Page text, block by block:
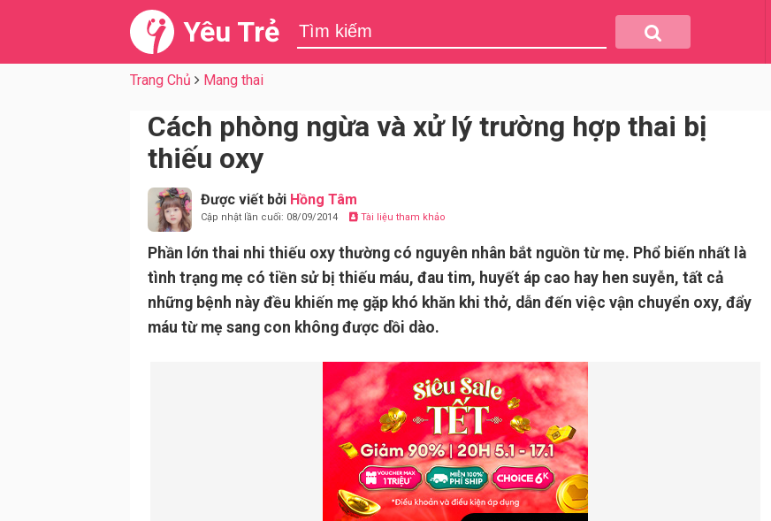
Yêu Trẻ
Trang Chủ Mang thai
Cách phòng ngừa và xử lý trường hợp thai bị
thiếu oxy
Được viết bởi Hồng Tâm
Cập nhật lần cuối: 08/09/2014 Tài liệu tham khảo
Phần lớn thai nhi thiếu oxy thường có nguyên nhân bắt nguồn từ mẹ. Phổ biến nhất là
tình trạng mẹ có tiền sử bị thiếu máu, đau tim, huyết áp cao hay hen suyễn, tất cả
những bệnh này đều khiến mẹ gặp khó khăn khi thở, dẫn đến việc vận chuyển oxy, đẩy
máu từ mẹ sang con không được dồi dào.